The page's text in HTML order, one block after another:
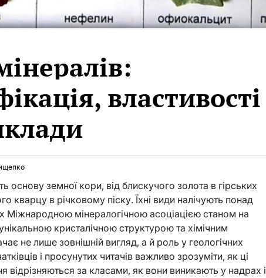
властивості
основу земної кори, від блискучого золота в гірських
кварцу в річковому піску. Їхні види налічують понад
Міжнародною мінералогічною асоціацією станом на
кристалічною структурою та хімічним
не лише зовнішній вигляд, а й роль у геологічних
і просунутих читачів важливо зрозуміти, як ці
відрізняються за класами, як вони виникають у надрах і